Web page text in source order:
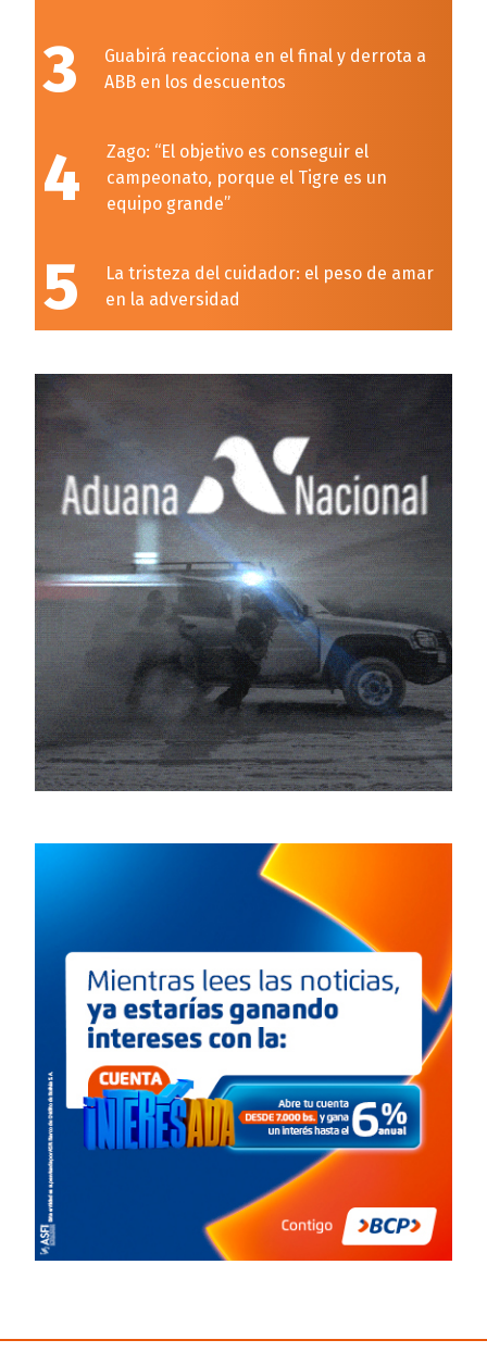
3
Guabirá reacciona en el final y derrota a
ABB en los descuentos
4
Zago: “El objetivo es conseguir el
campeonato, porque el Tigre es un
equipo grande”
5
La tristeza del cuidador: el peso de amar
en la adversidad